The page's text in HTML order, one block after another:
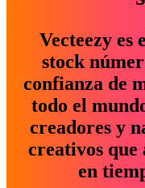
Vecteezy es
stock
confianza de
todo el
creadores y
creativos que
en